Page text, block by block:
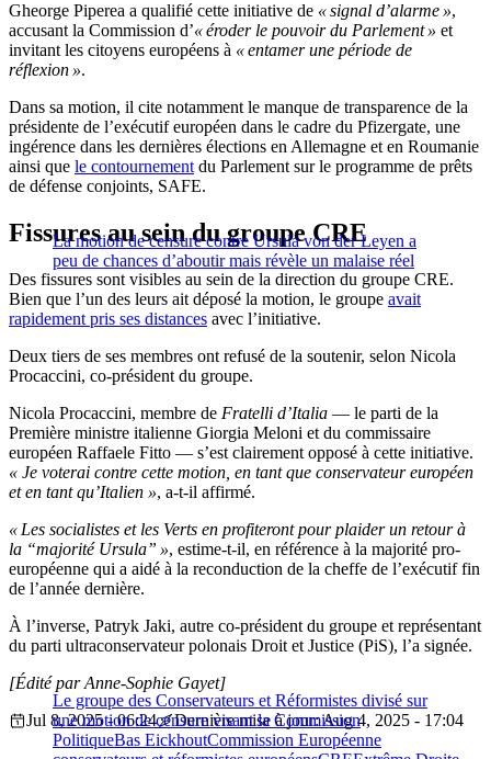
Gheorge Piperea a qualifié cette initiative de « signal d’alarme »,
accusant la Commission d’« éroder le pouvoir du Parlement » et
invitant les citoyens européens à « entamer une période de
réflexion ».
Dans sa motion, il cite notamment le manque de transparence de la
présidente de l’exécutif européen dans le cadre du Pfizergate, une
ingérence dans les dernières élections en Allemagne et en Roumanie
ainsi que le contournement du Parlement sur le programme de prêts
de défense conjoints, SAFE.
La motion de censure contre Ursula von der Leyen a
peu de chances d’aboutir mais révèle un malaise réel
Fissures au sein du groupe CRE
Des fissures sont visibles au sein de la direction du groupe CRE.
Bien que l’un des leurs ait déposé la motion, le groupe avait
rapidement pris ses distances avec l’initiative.
Deux tiers de ses membres ont refusé de la soutenir, selon Nicola
Procaccini, co-président du groupe.
Nicola Procaccini, membre de Fratelli d’Italia — le parti de la
Première ministre italienne Giorgia Meloni et du commissaire
européen Raffaele Fitto — s’est clairement opposé à cette initiative.
« Je voterai contre cette motion, en tant que conservateur européen
et en tant qu’Italien », a-t-il affirmé.
« Les socialistes et les Verts en profiteront pour plaider un retour à
la “majorité Ursula” », estime-t-il, en référence à la majorité pro-
européenne qui a aidé à la reconduction de la cheffe de l’exécutif fin
de l’année dernière.
À l’inverse, Patryk Jaki, autre co-président du groupe et représentant
du parti ultraconservateur polonais Droit et Justice (PiS), l’a signée.
Le groupe des Conservateurs et Réformistes divisé sur
une motion de censure visant la Commission
[Édité par Anne-Sophie Gayet]
Jul 8, 2025 - 06:24
Dernière mise à jour: Aug 4, 2025 - 17:04
PolitiqueBas EickhoutCommission Européenne